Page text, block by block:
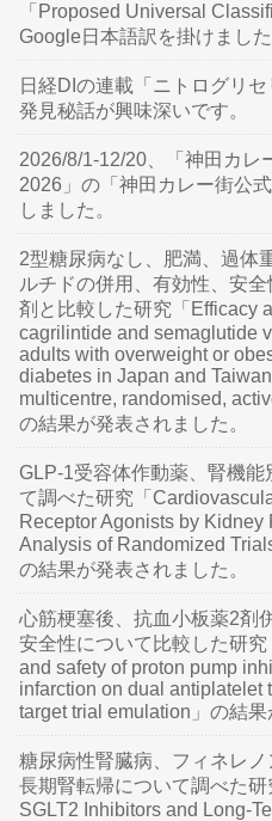
「Proposed Universal
Google日本語訳を掛けました
日経DIの連載「ニトログリ
発見秘話が興味深いです。
2026/8/1-12/20、「神田カレ
2026」の「神田カレー街公
しました。
2型糖尿病なし、肥満、過体
ルチドの併用、有効性、安
剤と比較した研究「Efficacy
cagrilintide and semaglutide
adults with overweight or
diabetes in Japan and
multicentre, randomised,
の結果が発表されました。
GLP-1受容体作動薬、腎機
て調べた研究「
Receptor Agonists by
Analysis of Randomized
の結果が発表されました。
心筋梗塞後、抗血小板薬2剤
安全性について比較した研
and safety of proton pump
infarction on dual antiplatelet
target trial emulation」の結果
糖尿病性腎臓病、フィネレノ
長期腎転帰について調べた
SGLT2 Inhibitors and Long-